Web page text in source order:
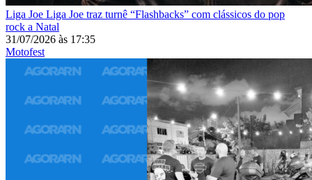
Liga Joe Liga Joe traz turnê “Flashbacks” com clássicos do pop
rock a Natal
31/07/2026 às 17:35
Motofest